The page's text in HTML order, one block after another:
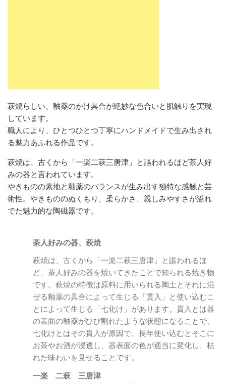
萩焼らしい、釉薬のかけ具合が絶妙な色合いと肌触りを実現
しています。
職人により、ひとつひとつ丁寧にハンドメイドで生み出され
る魅力あふれる作品です。
萩焼は、古くから「一楽二萩三唐津」と謳われるほど茶人好
みの器と言われています。
やきものの素地と釉薬のバランスが生み出す独特な感触と芸
術性。やきもののぬくもり、柔らかさ、親しみやすさが溢れ
でた魅力的な陶磁器です。
茶人好みの器、萩焼
萩焼は、古くから「一楽二萩三唐津」と謳われるほ
ど、茶人好みの器を焼いてきたことで知られる焼き物
です。萩焼の特徴は原料に用いられる陶土とそれに混
ぜる釉薬の具合によって生じる「貫入」と使い込むこ
とによって生じる「七化け」があります。貫入とは器
の表面の釉薬がひび割れたような状態になることで、
七化けとはその貫入が原因で、長年使い込むとそこに
お茶やお酒が浸透し、器表面の色が適当に変化し、枯
れた味わいを見せることです。
一楽 二萩 三唐津